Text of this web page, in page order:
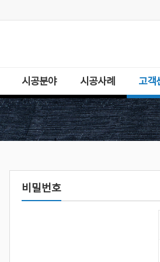
시공분야 시공사례 고객
비밀번호